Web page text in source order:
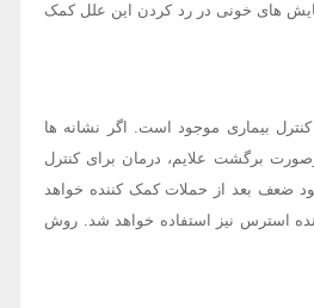
های خونی در رد کردن این علل کمک
بیماری موجود است. اگر نشانه ها
برگشت علایم، درمان برای کنترل
ضعف بعد از حملات کمک کننده خواهد
استرس نیز استفاده خواهد شد. روش